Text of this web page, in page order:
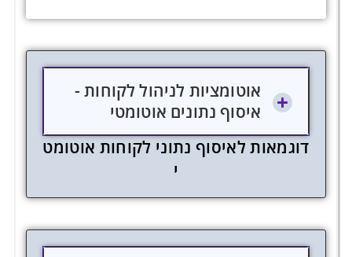
אוטומציות לניהול לקוחות -
איסוף נתונים אוטומטי
דוגמאות לאיסוף נתוני לקוחות אוטומט
י